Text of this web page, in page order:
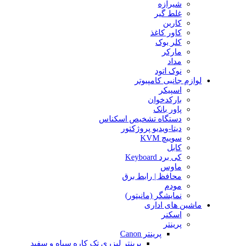
شیرازه
غلط گیر
کاربن
کاور کاغذ
کلر بوک
مارکر
مداد
نوک اتود
لوازم جانبی کامپیوتر
اسپیکر
بارکدخوان
پاور بانک
دستگاه تشخیص اسکناس
دیتا-ویدیو پروژکتور
سوییچ KVM
کابل
کی برد Keyboard
ماوس
محافظ | رابط برق
مودم
نمایشگر (مانیتور)
ماشین های اداری
اسکنر
پرینتر
پرینتر Canon
پرینتر لیزری تک کاره سیاه و سفید